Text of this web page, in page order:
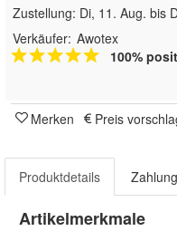
Zustellung: Di, 11. Aug. bis
Verkäufer: Awotex
100%
Merken Preis
Produktdetails
Artikelmerkmale